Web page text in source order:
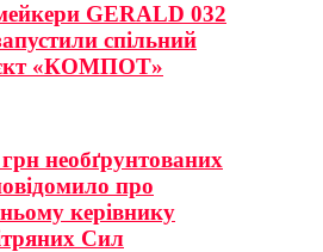
GERALD 032
спільний
«КОМПОТ»
необґрунтованих
про
керівнику
Сил